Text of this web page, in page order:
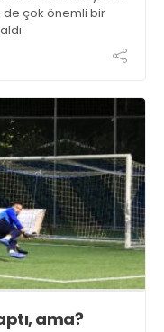
çok önemli bir
ama?